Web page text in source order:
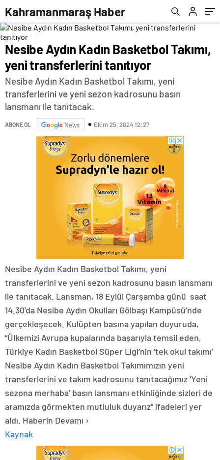
Kahramanmaraş Haber
Nesibe Aydın Kadın Basketbol Takımı,
yeni transferlerini tanıtıyor
Nesibe Aydın Kadın Basketbol Takımı, yeni
transferlerini ve yeni sezon kadrosunu basın
lansmanı ile tanıtacak.
ABONE OL News Ekim 25, 2024 12:27
Nesibe Aydın Kadın Basketbol Takımı, yeni
transferlerini ve yeni sezon kadrosunu basın lansmanı
ile tanıtacak. Lansman, 18 Eylül Çarşamba günü saat
14.30’da Nesibe Aydın Okulları Gölbaşı Kampüsü’nde
gerçekleşecek. Kulüpten basına yapılan duyuruda,
“Ülkemizi Avrupa kupalarında başarıyla temsil eden,
Türkiye Kadın Basketbol Süper Ligi’nin ‘tek okul takımı’
Nesibe Aydın Kadın Basketbol Takımımızın yeni
transferlerini ve takım kadrosunu tanıtacağımız ‘Yeni
sezona merhaba’ basın lansmanı etkinliğinde sizleri de
aramızda görmekten mutluluk duyarız” ifadeleri yer
aldı. Haberin Devamı ›
Kaynak